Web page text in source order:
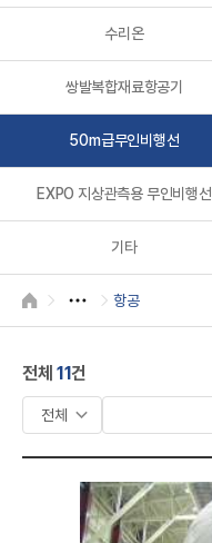
A
R
수리온
쌍발복합재료항공기
50m급무인비행선
EXPO 지상관측용 무인비행선
기타
HOME 항공
전체11건
색
어
입
력